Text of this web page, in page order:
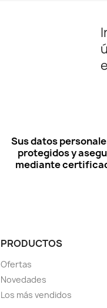
Sus datos
protegidos y
mediante
PRODUCTOS
Ofertas
Novedades
Los más vendidos